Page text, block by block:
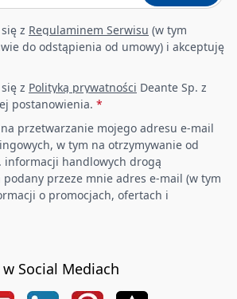
z Regulaminem Serwisu (w tym
do odstąpienia od umowy) i akceptuję
z Polityką prywatności Deante Sp. z
postanowienia. *
przetwarzanie mojego adresu e-mail
w tym na otrzymywanie od
informacji handlowych drogą
przeze mnie adres e-mail (w tym
o promocjach, ofertach i
Social Mediach